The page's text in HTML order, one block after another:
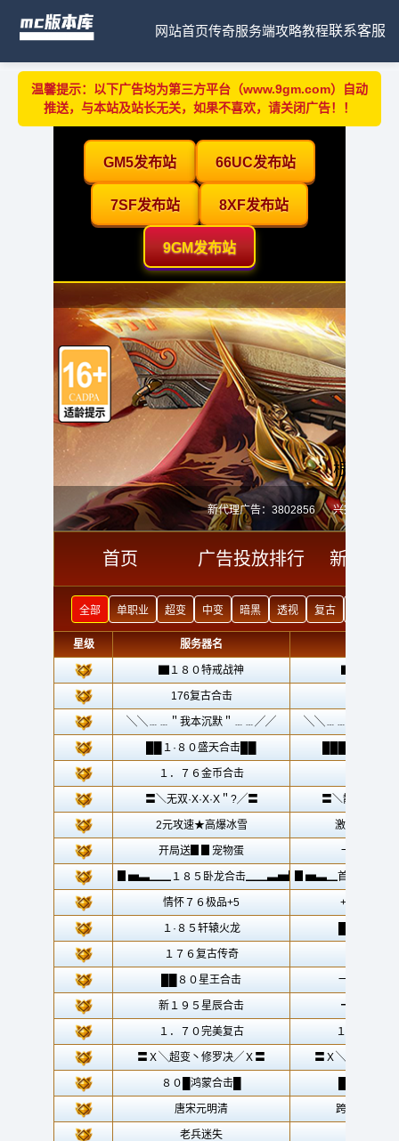
网站首页传奇服务端攻略教程联系客服
温馨提示：以下广告均为第三方平台（www.9gm.com）自动
推送，与本站及站长无关，如果不喜欢，请关闭广告！！